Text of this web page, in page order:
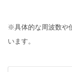
※具体的な周波数や
います。